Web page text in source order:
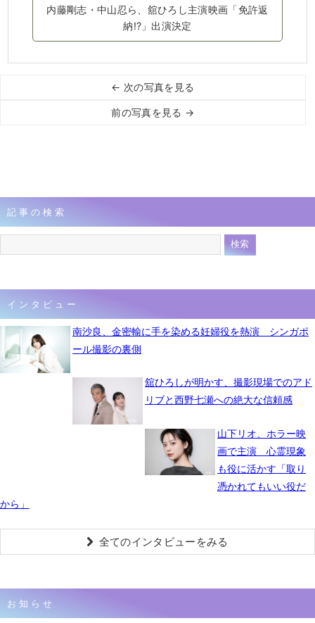
内藤剛志・中山忍ら、舘ひろし主演映画「免許返
納!?」出演決定
← 次の写真を見る
前の写真を見る →
記事の検索
インタビュー
南沙良、金密輸に手を染める妊婦役を熱演 シンガポ
ール撮影の裏側
舘ひろしが明かす、撮影現場でのアド
リブと西野七瀬への絶大な信頼感
山下リオ、ホラー映
画で主演 心霊現象
も役に活かす「取り
憑かれてもいい役だ
から」
全てのインタビューをみる
お知らせ